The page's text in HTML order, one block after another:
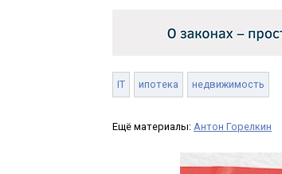
IT ипотека недвижимость
Ещё материалы: Антон Горелкин